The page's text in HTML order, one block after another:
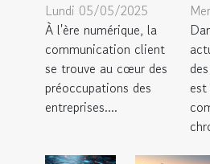
Lundi 05/05/2025
À l'ère numérique, la
communication client
se trouve au cœur des
préoccupations des
entreprises....